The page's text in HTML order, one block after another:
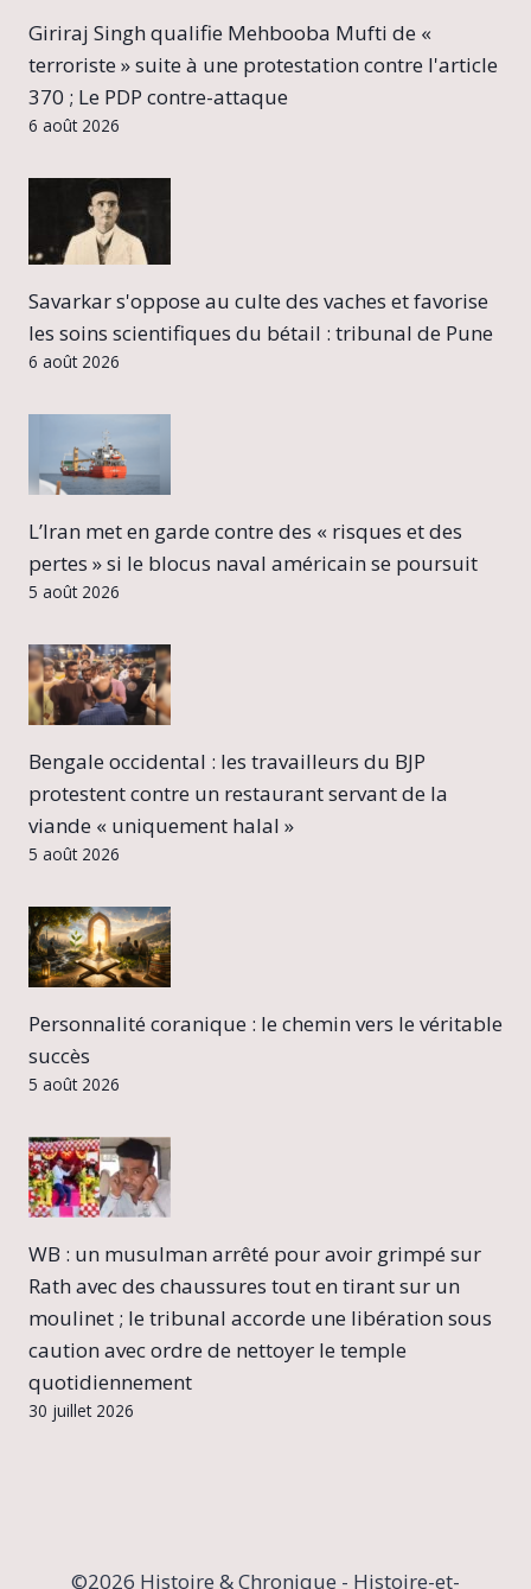
Giriraj Singh qualifie Mehbooba Mufti de «
terroriste » suite à une protestation contre l'article
370 ; Le PDP contre-attaque
6 août 2026
Savarkar s'oppose au culte des vaches et favorise
les soins scientifiques du bétail : tribunal de Pune
6 août 2026
L’Iran met en garde contre des « risques et des
pertes » si le blocus naval américain se poursuit
5 août 2026
Bengale occidental : les travailleurs du BJP
protestent contre un restaurant servant de la
viande « uniquement halal »
5 août 2026
Personnalité coranique : le chemin vers le véritable
succès
5 août 2026
WB : un musulman arrêté pour avoir grimpé sur
Rath avec des chaussures tout en tirant sur un
moulinet ; le tribunal accorde une libération sous
caution avec ordre de nettoyer le temple
quotidiennement
30 juillet 2026
©2026 Histoire & Chronique - Histoire-et-